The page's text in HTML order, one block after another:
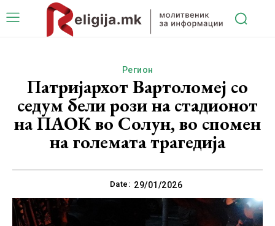
Регион
Патријархот Вартоломеј со
седум бели рози на стадионот
на ПАОК во Солун, во спомен
на големата трагедија
Date: 29/01/2026